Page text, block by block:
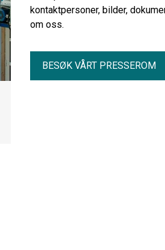
kontaktpersoner, bilder,
om oss.
BESØK VÅRT PRESSEROM